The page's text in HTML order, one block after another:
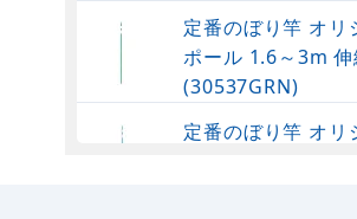
定番のぼり竿 オリ
ポール 1.6～3m
(30537GRN)
定番のぼり竿 オリ